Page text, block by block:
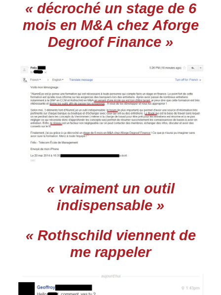
« décroché un stage de 6
mois en M&A chez Aforge
Degroof Finance »
« vraiment un outil
indispensable »
« Rothschild viennent de
me rappeler